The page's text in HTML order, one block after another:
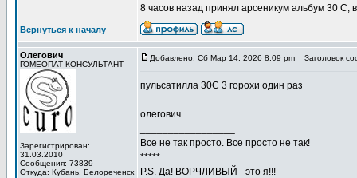
8 часов назад принял арсеникум альбум 30 С,
Вернуться к началу
Олегович
ГОМЕОПАТ-КОНСУЛЬТАНТ
Зарегистрирован:
31.03.2010
Сообщения: 73839
Откуда: Кубань, Белореченск
Добавлено: Сб Мар 14, 2026 8:09 pm Заголовок
пульсатилла 30С 3 горохи один раз
олегович
Все не так просто. Все просто не так!
*****
P.S. Да! ВОРЧЛИВЫЙ - это я!!!